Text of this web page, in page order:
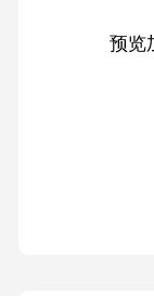
预览